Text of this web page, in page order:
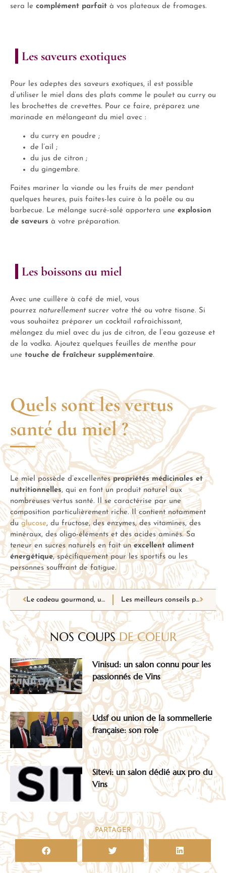
sera le complément parfait à vos plateaux de fromages.
Les saveurs exotiques
Pour les adeptes des saveurs exotiques, il est possible
d’utiliser le miel dans des plats comme le poulet au curry ou
les brochettes de crevettes. Pour ce faire, préparez une
marinade en mélangeant du miel avec :
du curry en poudre ;
de l’ail ;
du jus de citron ;
du gingembre.
Faites mariner la viande ou les fruits de mer pendant
quelques heures, puis faites-les cuire à la poêle ou au
barbecue. Le mélange sucré-salé apportera une explosion
de saveurs à votre préparation.
Les boissons au miel
Avec une cuillère à café de miel, vous
pourrez naturellement sucrer votre thé ou votre tisane. Si
vous souhaitez préparer un cocktail rafraichissant,
mélangez du miel avec du jus de citron, de l’eau gazeuse et
de la vodka. Ajoutez quelques feuilles de menthe pour
une touche de fraîcheur supplémentaire.
Quels sont les vertus
santé du miel ?
Le miel possède d’excellentespropriétés médicinales et
nutritionnelles, qui en font un produit naturel aux
nombreuses vertus santé. Il se caractérise par une
composition particulièrement riche. Il contient notamment
du glucose, du fructose, des enzymes, des vitamines, des
minéraux, des oligo-éléments et des acides aminés. Sa
teneur en sucres naturels en fait unexcellent aliment
énergétique, spécifiquement pour les sportifs ou les
personnes souffrant de fatigue.
Le cadeau gourmand, un présent qui ravira à coup sûr Les meilleurs conseils pour déguster les vins de Pessac-Léognan
NOS COUPSDE COEUR
Vinisud: un salon connu pour les
passionnés de Vins
Udsf ou union de la sommellerie
française: son role
Sitevi: un salon dédié aux pro du
Vins
PARTAGER